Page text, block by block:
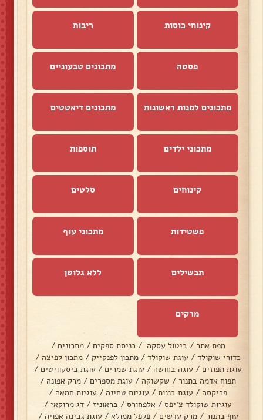
קינוחי כוסות ריבות
פסטה מתכונים טבעוניים
מתכונים למנות ראשונות מתכונים דיאטטים
מתכוני ילדים תוספות
קינוחים סלטים
פשטידות מתכוני עוף
תבשילים ללא גלוטן
מרקים
מפת אתר / ביטול עסקה / כניסת ספקים / מתכונים /
כדורי שוקולד / עוגת שוקולד / מתכון לפנקייק / מתכון לפיצה /
עוגת תפוזים / עוגה בחושה / עוגת שמרים / עוגת ביסקוויטים /
תפוח אדמה בתנור / שקשוקה / עוגת מספרים / מרק אפונה /
פריקסה / עוגת בננות / עוגיות טחינה / עוגיות חמאה /
עוגיות שוקולד צ׳יפס / אלפחורס / בראוניז / דג מרוקאי /
עוף בתנור / מרק עדשים / פלפל ממולא / עוגת גבינה אפויה /